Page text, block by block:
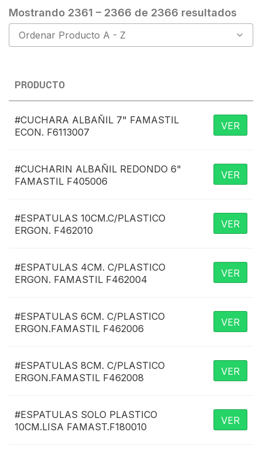
ACCESORIOS
ADHESIVOS
BANDEJAS
CINTA
DISCOS
ESCALERAS
ESPUMA POLIURETANO
EXTENSORES
LIJAS
LUBRICANTE
MASILLA
Mostrando 2361 – 2366 de 2366 resultados
Ordenar Producto A - Z
PRODUCTO
#CUCHARA ALBAÑIL 7" FAMASTIL
ECON. F6113007
VER
#CUCHARIN ALBAÑIL REDONDO 6"
FAMASTIL F405006
VER
#ESPATULAS 10CM.C/PLASTICO
ERGON. F462010
VER
#ESPATULAS 4CM. C/PLASTICO
ERGON. FAMASTIL F462004
VER
#ESPATULAS 6CM. C/PLASTICO
ERGON.FAMASTIL F462006
VER
#ESPATULAS 8CM. C/PLASTICO
ERGON.FAMASTIL F462008
VER
#ESPATULAS SOLO PLASTICO
10CM.LISA FAMAST.F180010
VER